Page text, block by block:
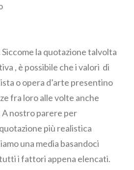
la quotazione talvolta
, è possibile che i valori di
o opera d’arte presentino
fra loro alle volte anche
nostro parere per
più realistica
una media basandoci
i fattori appena elencati.